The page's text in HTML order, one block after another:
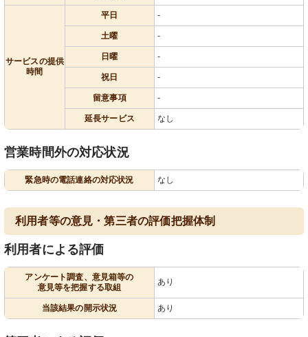
サービスの提供
時間
平日 -
土曜 -
日曜 -
祝日 -
留意事項 -
延長サービス なし
営業時間外の対応状況
緊急時の電話連絡の対応状況 なし
利用者等の意見・第三者の評価把握体制
利用者による評価
アンケート調査、意見箱等の
意見等を把握する取組
あり
当該結果の開示状況 あり